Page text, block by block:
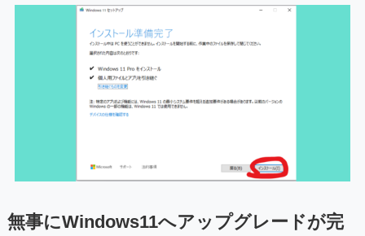
無事にWindows11へアップグレードが完